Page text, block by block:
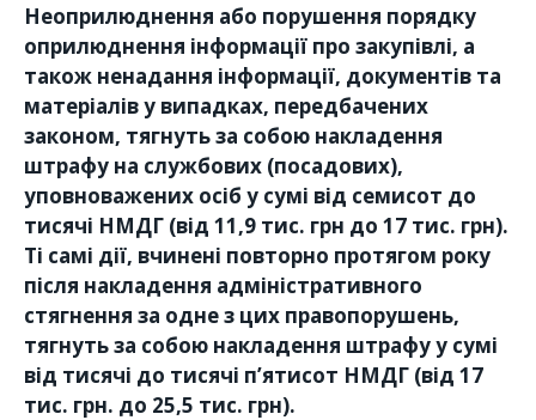
Неоприлюднення або порушення порядку
оприлюднення інформації про закупівлі, а
також ненадання інформації, документів та
матеріалів у випадках, передбачених
законом, тягнуть за собою накладення
штрафу на службових (посадових),
уповноважених осіб у сумі від семисот до
тисячі НМДГ (від 11,9 тис. грн до 17 тис. грн).
Ті самі дії, вчинені повторно протягом року
після накладення адміністративного
стягнення за одне з цих правопорушень,
тягнуть за собою накладення штрафу у сумі
від тисячі до тисячі п’ятисот НМДГ (від 17
тис. грн. до 25,5 тис. грн).